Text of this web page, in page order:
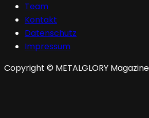
Team
Kontakt
Datenschutz
Impressum
Copyright © METALGLORY